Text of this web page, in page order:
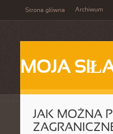
Strona główna Archiwum
MOJA
JAK MOŻNA